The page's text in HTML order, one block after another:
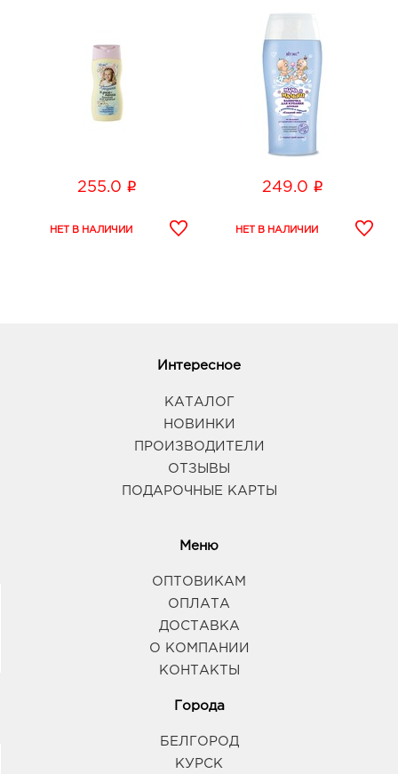
255.0 i 249.0 i
Интересное
КАТАЛОГ
НОВИНКИ
ПРОИЗВОДИТЕЛИ
ОТЗЫВЫ
ПОДАРОЧНЫЕ КАРТЫ
Меню
ОПТОВИКАМ
ОПЛАТА
ДОСТАВКА
О КОМПАНИИ
КОНТАКТЫ
Города
БЕЛГОРОД
КУРСК